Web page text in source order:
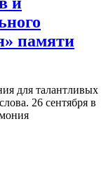
памяти
для талантливых
26 сентября в